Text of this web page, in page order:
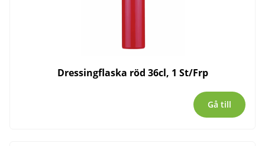
Dressingflaska röd 36cl, 1 St/Frp
Gå till